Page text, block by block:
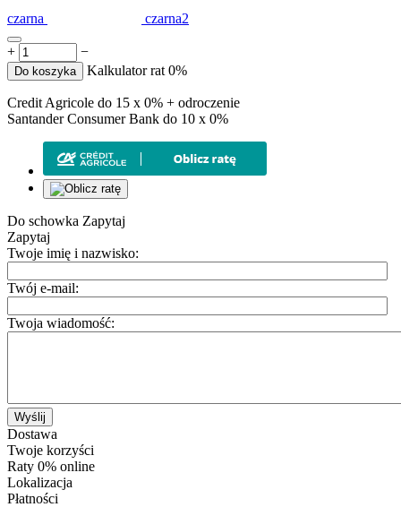
czarna czarna2
+ −
Do koszyka Kalkulator rat 0%
Credit Agricole do 15 x 0% + odroczenie
Santander Consumer Bank do 10 x 0%
Do schowka Zapytaj
Zapytaj
Twoje imię i nazwisko:
Twój e-mail:
Twoja wiadomość:
Wyślij
Dostawa
Twoje korzyści
Raty 0% online
Lokalizacja
Płatności